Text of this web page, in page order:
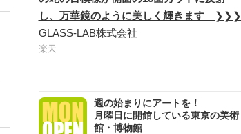
し、万華鏡のように美しく輝きます❯❯❯
GLASS-LAB株式会社
楽天
週の始まりにアートを！
月曜日に開館している東京の美術
館・博物館